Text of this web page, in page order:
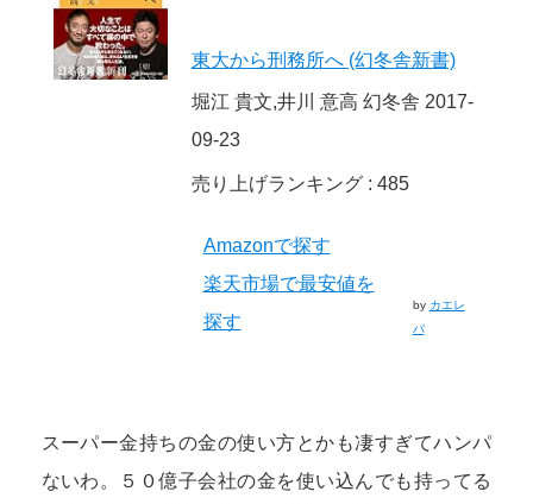
東大から刑務所へ (幻冬舎新書)
堀江 貴文,井川 意高 幻冬舎 2017-
09-23
売り上げランキング : 485
Amazonで探す
楽天市場で最安値を
探す
by カエレ
バ
スーパー金持ちの金の使い方とかも凄すぎてハンパ
ないわ。５０億子会社の金を使い込んでも持ってる